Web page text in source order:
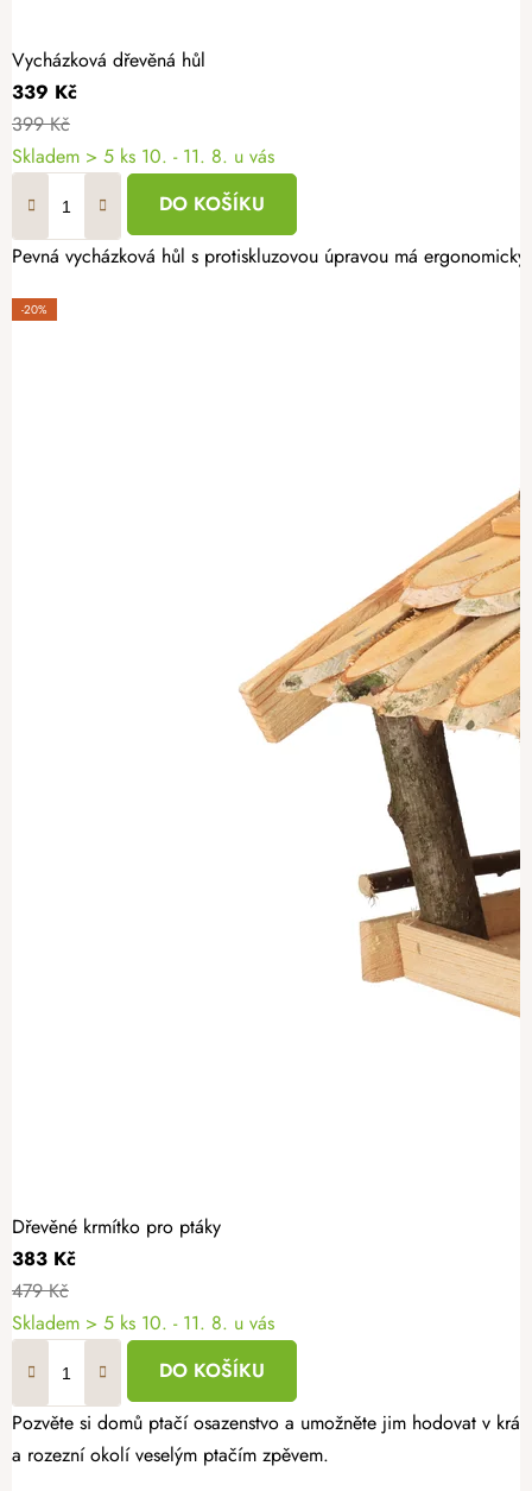
Vycházková dřevěná hůl
339 Kč
399 Kč
Skladem > 5 ks 10. - 11. 8. u vás
DO KOŠÍKU
Pevná vycházková hůl s protiskluzovou úpravou má
-20%
Dřevěné krmítko pro ptáky
383 Kč
479 Kč
Skladem > 5 ks 10. - 11. 8. u vás
DO KOŠÍKU
Pozvěte si domů ptačí osazenstvo a umožněte jim hodovat v
a rozezní okolí veselým ptačím zpěvem.